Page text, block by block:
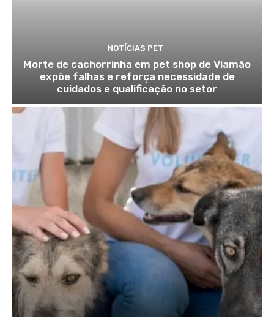
NOTÍCIAS PET
Morte de cachorrinha em pet shop de Viamão
expõe falhas e reforça necessidade de
cuidados e qualificação no setor